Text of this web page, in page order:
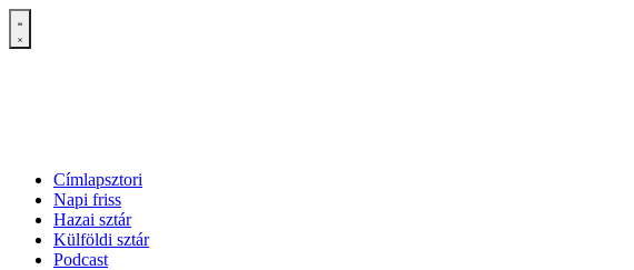
Címlapsztori
Napi friss
Hazai sztár
Külföldi sztár
Podcast